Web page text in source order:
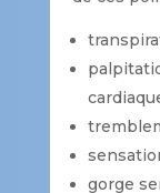
gorge